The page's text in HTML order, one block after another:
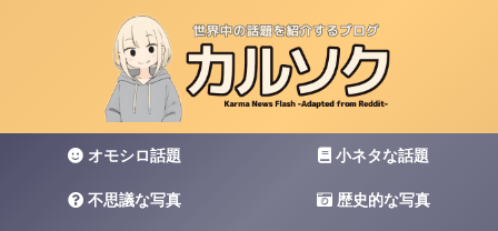
オモシロ話題 小ネタな話題
不思議な写真 歴史的な写真